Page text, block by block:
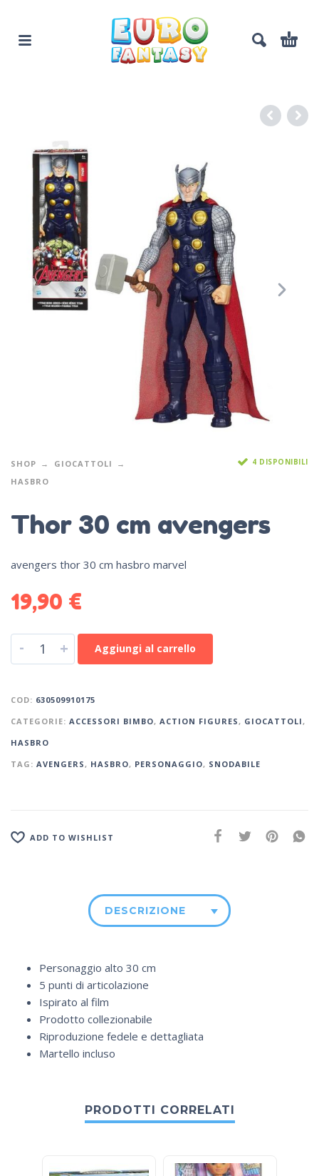
SHOP
GIOCATTOLI
HASBRO
4 DISPONIBILI
Thor 30 cm avengers
avengers thor 30 cm hasbro marvel
19,90 €
- + Aggiungi al carrello
COD: 630509910175
CATEGORIE: ACCESSORI BIMBO, ACTION FIGURES, GIOCATTOLI,
HASBRO
TAG: AVENGERS, HASBRO, PERSONAGGIO, SNODABILE
ADD TO WISHLIST
DESCRIZIONE
Personaggio alto 30 cm
5 punti di articolazione
Ispirato al film
Prodotto collezionabile
Riproduzione fedele e dettagliata
Martello incluso
PRODOTTI CORRELATI